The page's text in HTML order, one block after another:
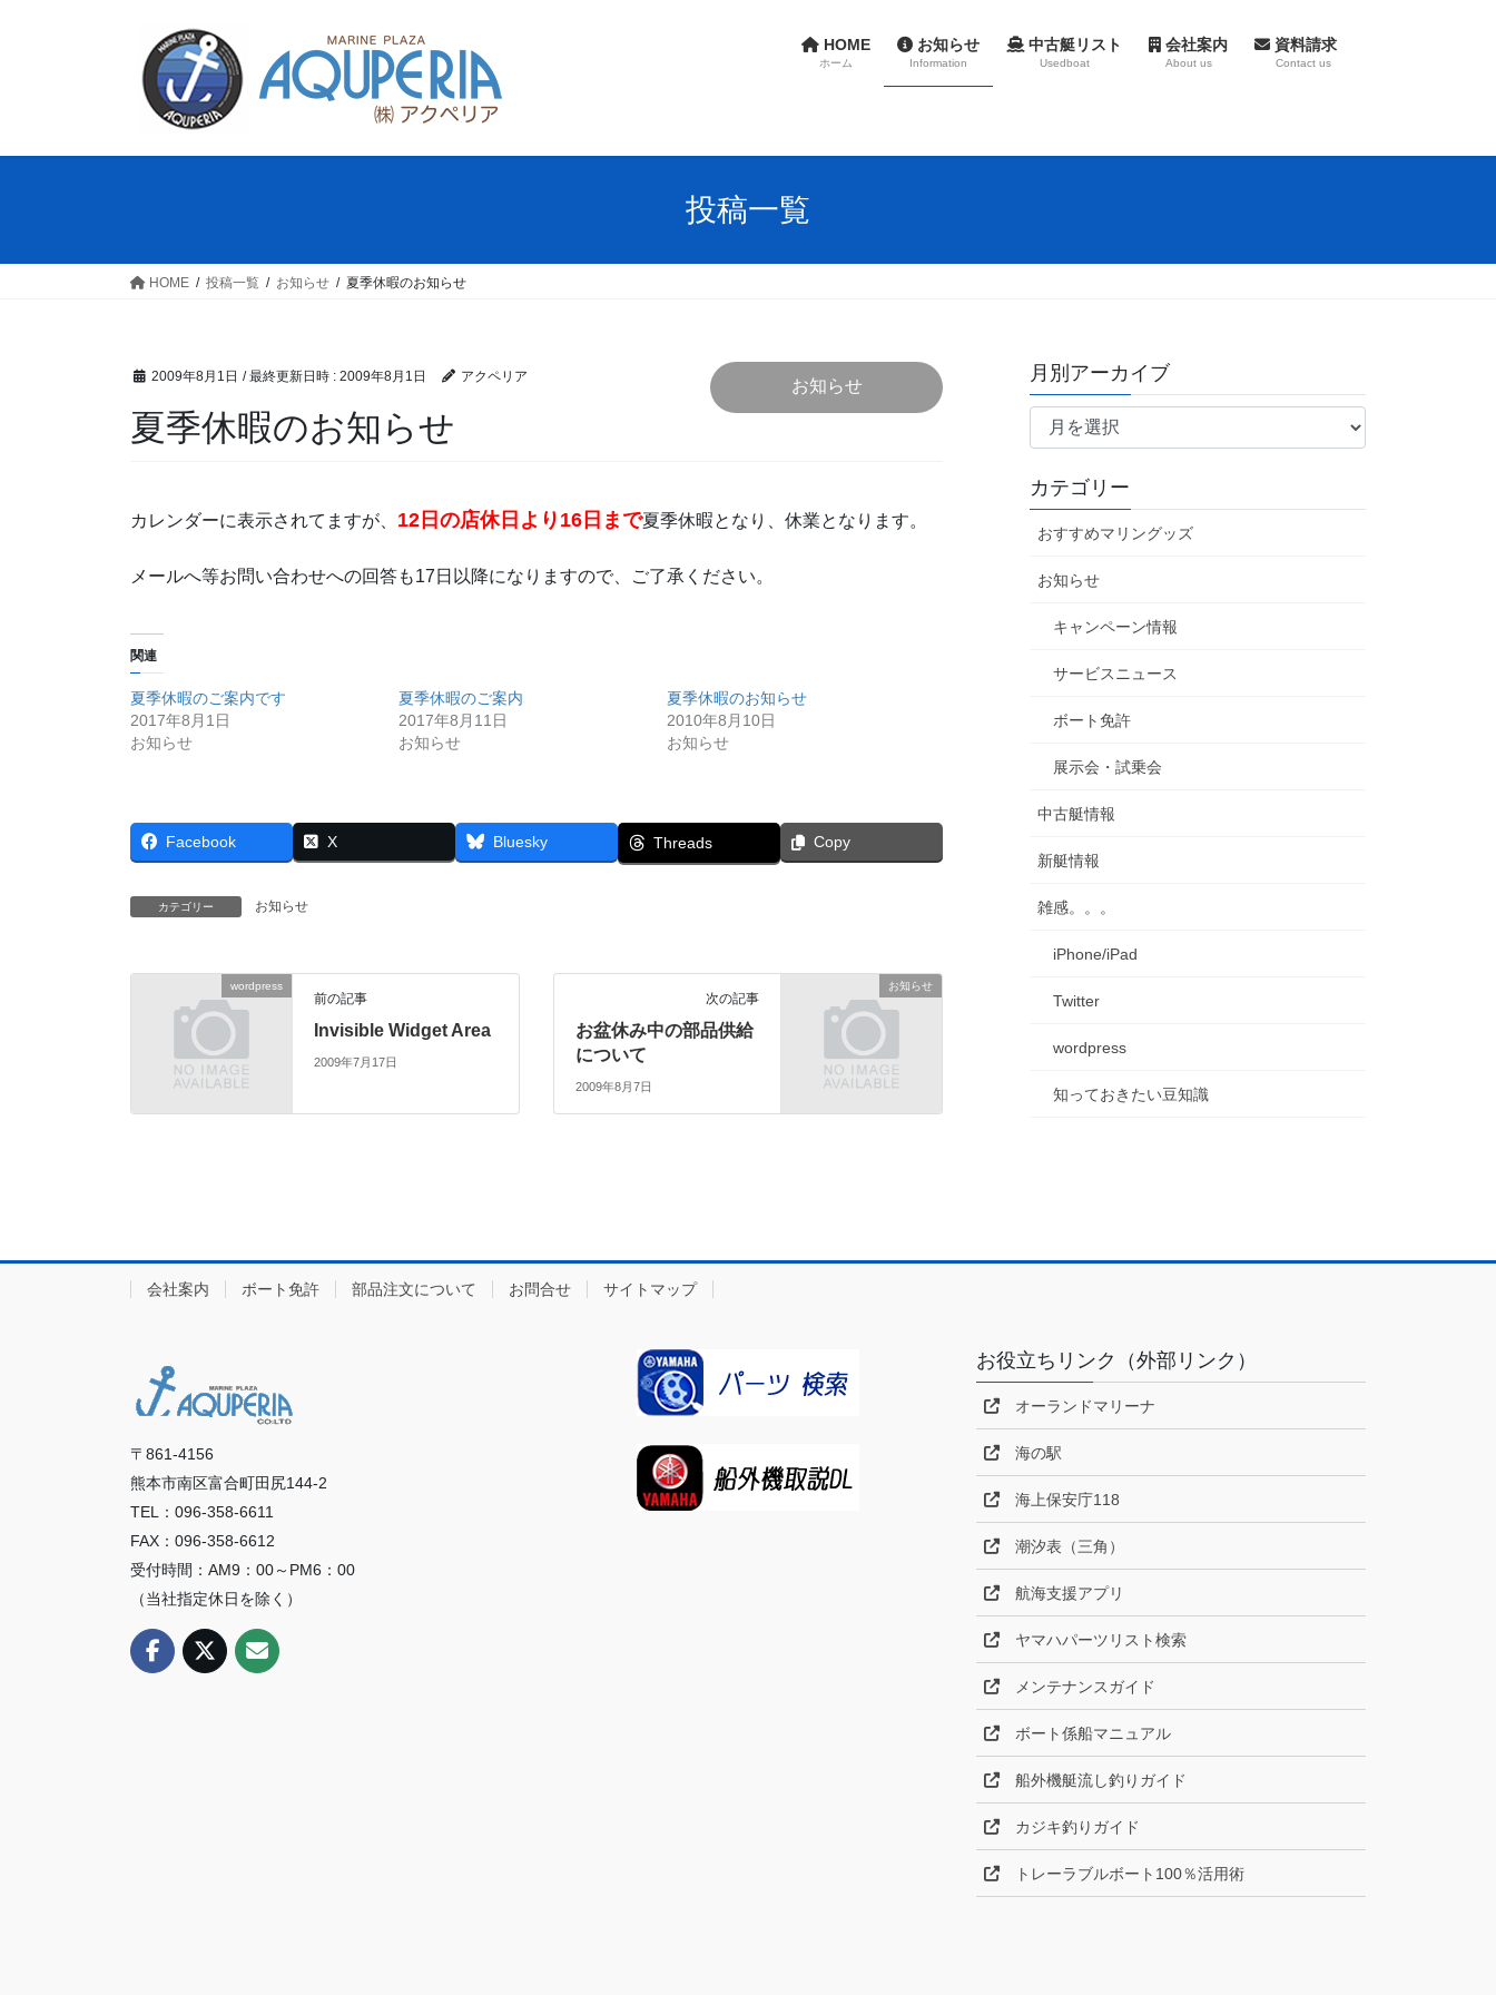
HOME
ホーム
お知らせ
Information
中古艇リスト
Usedboat
会社案内
About us
資料請求
Contact us
投稿一覧
HOME 投稿一覧 お知らせ 夏季休暇のお知らせ
2009年8月1日 / 最終更新日時 : 2009年8月1日 アクペリア お知らせ
夏季休暇のお知らせ
カレンダーに表示されてますが、 12日の店休日より16日まで夏季休暇となり、休業となります。
メールへ等お問い合わせへの回答も17日以降になりますので、ご了承ください。
関連
夏季休暇のご案内です
2017年8月1日
お知らせ
夏季休暇のご案内
2017年8月11日
お知らせ
夏季休暇のお知らせ
2010年8月10日
お知らせ
Facebook X Bluesky Threads Copy
カテゴリー お知らせ
wordpress
前の記事
Invisible Widget Area
2009年7月17日
お知らせ
次の記事
お盆休み中の部品供給
について
2009年8月7日
月別アーカイブ
月
ー
カ
イ
カテゴリー
おすすめマリングッズ
お知らせ
キャンペーン情報
サービスニュース
ボート免許
展示会・試乗会
中古艇情報
新艇情報
雑感。。。
iPhone/iPad
Twitter
wordpress
知っておきたい豆知識
会社案内 ボート免許 部品注文について お問合せ サイトマップ
〒861-4156
熊本市南区富合町田尻144-2
TEL：096-358-6611
FAX：096-358-6612
受付時間：AM9：00～PM6：00
（当社指定休日を除く）
お役立ちリンク（外部リンク）
オーランドマリーナ
海の駅
海上保安庁118
潮汐表（三角）
航海支援アプリ
ヤマハパーツリスト検索
メンテナンスガイド
ボート係船マニュアル
船外機艇流し釣りガイド
カジキ釣りガイド
トレーラブルボート100％活用術